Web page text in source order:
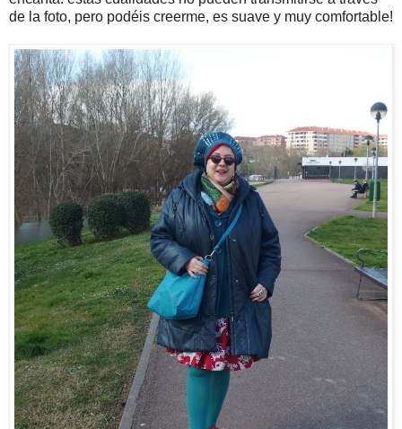
de la foto, pero podéis creerme, es suave y muy comfortable!